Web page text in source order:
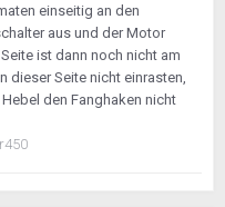
einseitig an den
aus und der Motor
ist dann noch nicht am
dieser Seite nicht einrasten,
den Fanghaken nicht